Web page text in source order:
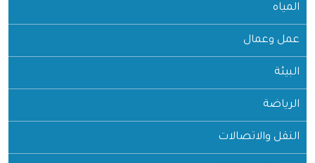
المياه
عمل وعمال
البيئة
الرياضة
النقل والاتصالات